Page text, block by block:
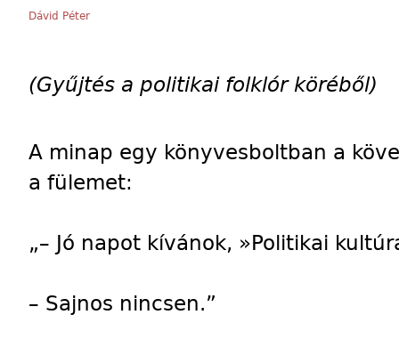
Dávid Péter
(Gyűjtés a politikai folklór köréből)
A minap egy könyvesboltban a
a fülemet:
„– Jó napot kívánok, »Politikai
– Sajnos nincsen.”